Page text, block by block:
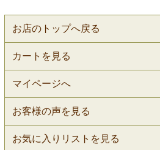
お店のトップへ戻る
カートを見る
マイページへ
お客様の声を見る
お気に入りリストを見る